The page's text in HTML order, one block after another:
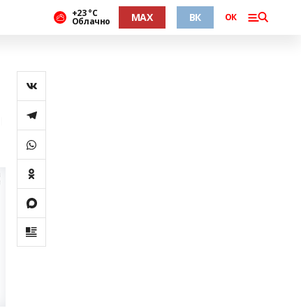
+23 °С
Облачно MAX ВК ОК